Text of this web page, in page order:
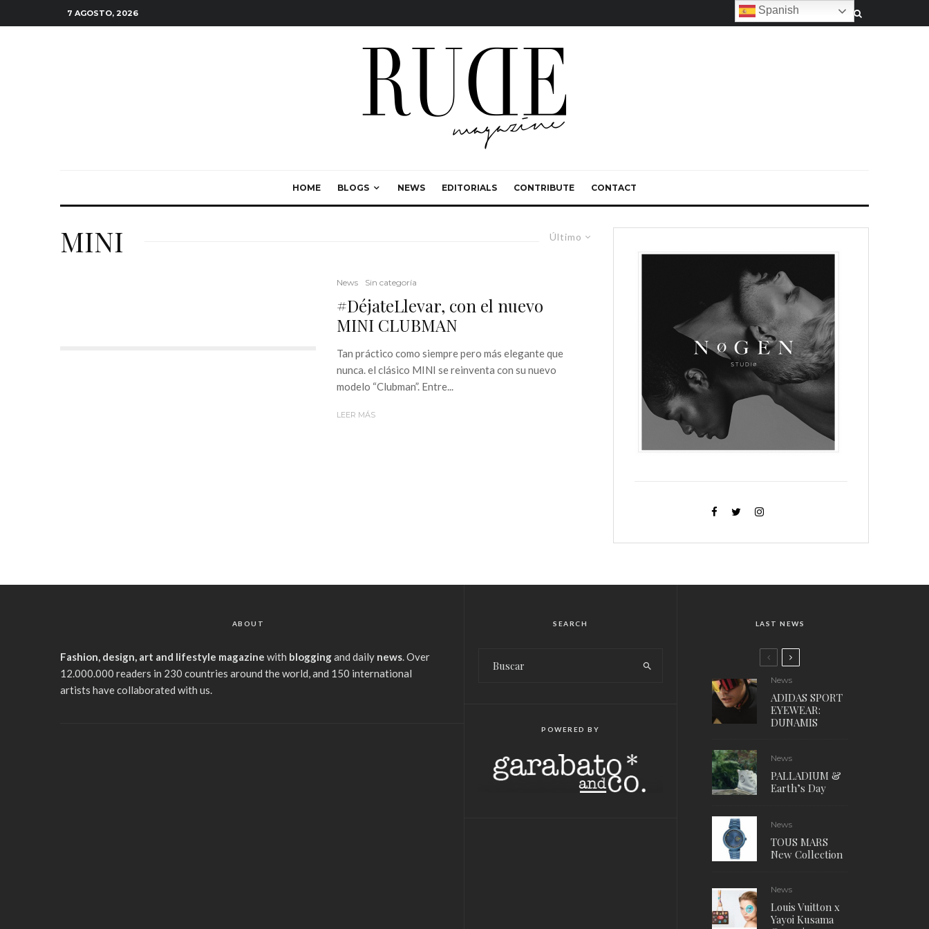
7 AGOSTO, 2026
HOME BLOGS NEWS EDITORIALS CONTRIBUTE CONTACT
Último
MINI
News Sin categoría
#DéjateLlevar, con el nuevo
MINI CLUBMAN
Tan práctico como siempre pero más elegante que
nunca. el clásico MINI se reinventa con su nuevo
modelo “Clubman”. Entre...
LEER MÁS
ABOUT
Fashion, design, art and lifestyle magazine with bloggingand daily news. Over
12.000.000 readers in 230 countries around the world, and 150 international
artists have collaborated with us.
SEARCH
POWERED BY
LAST NEWS
News
ADIDAS SPORT
EYEWEAR:
DUNAMIS
News
PALLADIUM &
Earth’s Day
News
TOUS MARS
New Collection
News
Louis Vuitton x
Yayoi Kusama
Spanish